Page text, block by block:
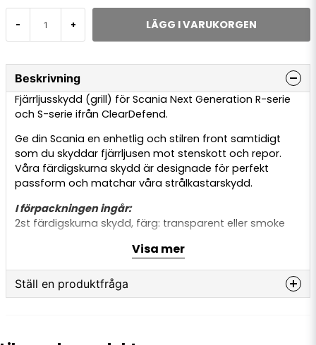
- + LÄGG I VARUKORGEN
Beskrivning
Fjärrljusskydd (grill) för Scania Next Generation R-serie
och S-serie ifrån ClearDefend.
Ge din Scania en enhetlig och stilren front samtidigt
som du skyddar fjärrljusen mot stenskott och repor.
Våra färdigskurna skydd är designade för perfekt
passform och matchar våra strålkastarskydd.
I förpackningen ingår:
2st färdigskurna skydd, färg: transparent eller smoke
(Monteringsverktyg medföljer EJ! Verktyg ingår endast
vid köp av strålkastar- eller instegsskydd), kan även
köpas separat.
Visa mer
Ställ en produktfråga